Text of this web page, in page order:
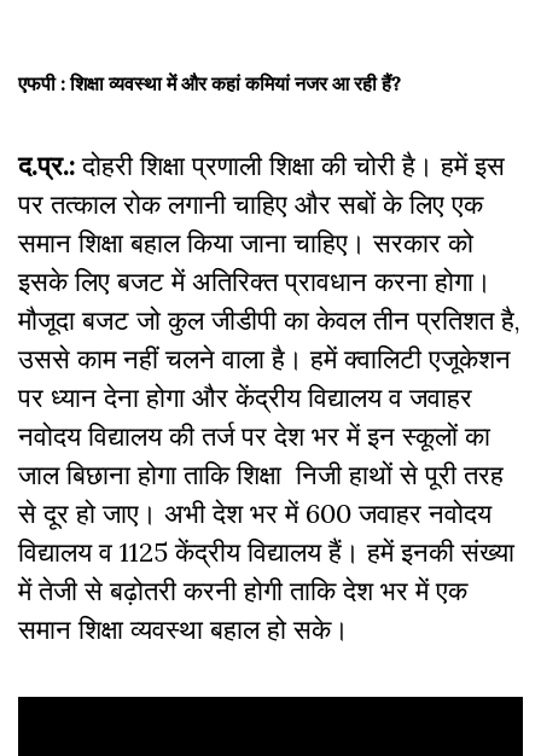
एफपी : शिक्षा व्यवस्था में और कहां कमियां नजर आ रही हैं?
द.प्र.:दोहरी शिक्षा प्रणाली शिक्षा की चोरी है। हमें इस
पर तत्काल रोक लगानी चाहिए और सबों के लिए एक
समान शिक्षा बहाल किया जाना चाहिए। सरकार को
इसके लिए बजट में अतिरिक्त प्रावधान करना होगा।
मौजूदा बजट जो कुल जीडीपी का केवल तीन प्रतिशत है,
उससे काम नहीं चलने वाला है। हमें क्वालिटी एजूकेशन
पर ध्यान देना होगा और केंद्रीय विद्यालय व जवाहर
नवोदय विद्यालय की तर्ज पर देश भर में इन स्कूलों का
जाल बिछाना होगा ताकि शिक्षा निजी हाथों से पूरी तरह
से दूर हो जाए। अभी देश भर में 600 जवाहर नवोदय
विद्यालय व 1125 केंद्रीय विद्यालय हैं। हमें इनकी संख्या
में तेजी से बढ़ोतरी करनी होगी ताकि देश भर में एक
समान शिक्षा व्यवस्था बहाल हो सके।